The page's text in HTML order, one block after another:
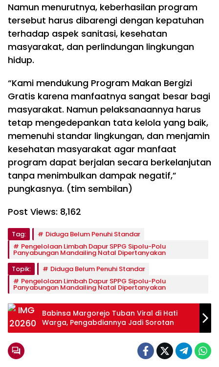
Namun menurutnya, keberhasilan program
tersebut harus dibarengi dengan kepatuhan
terhadap aspek sanitasi, kesehatan
masyarakat, dan perlindungan lingkungan
hidup.
“Kami mendukung Program Makan Bergizi
Gratis karena manfaatnya sangat besar bagi
masyarakat. Namun pelaksanaannya harus
tetap mengedepankan tata kelola yang baik,
memenuhi standar lingkungan, dan menjamin
kesehatan masyarakat agar manfaat
program dapat berjalan secara berkelanjutan
tanpa menimbulkan dampak negatif,”
pungkasnya. (tim sembilan)
Post Views: 8,162
Tag:
Diduga Belum Penuhi Standar
Pengelolaan Limbah Dapur SPPG Sipolu-Polu
Panyabungan Mandailing Natal Dipertanyakan
Topik:
Diduga Belum Penuhi Standar
Pengelolaan Limbah Dapur SPPG Sipolu-Polu
Panyabungan Mandailing Natal Dipertanyakan
Babinsa Margorejo Tuban Viral di Hati
Warga, Pengabdiannya Jadi Sorotan